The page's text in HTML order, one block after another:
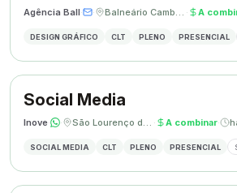
Agência Ball· · Balneário Camboriú, SC · A
DESIGN GRÁFICO CLT PLENO PRESENCIAL
Social Media
Inove· · São Lourenço do Oeste, SC · A combinar·
SOCIAL MEDIA CLT PLENO PRESENCIAL